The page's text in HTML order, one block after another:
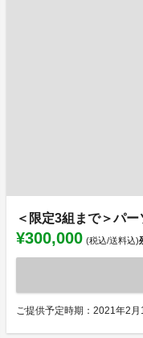
＜限定3組まで＞パ
¥300,000 (税込/送料込)
ご提供予定時期：2021年2